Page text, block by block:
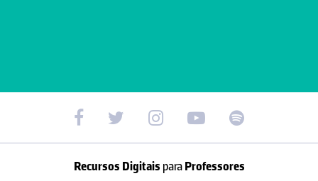
Recursos Digitais paraProfessores